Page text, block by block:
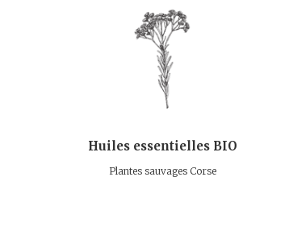
Huiles essentielles BIO
Plantes sauvages Corse